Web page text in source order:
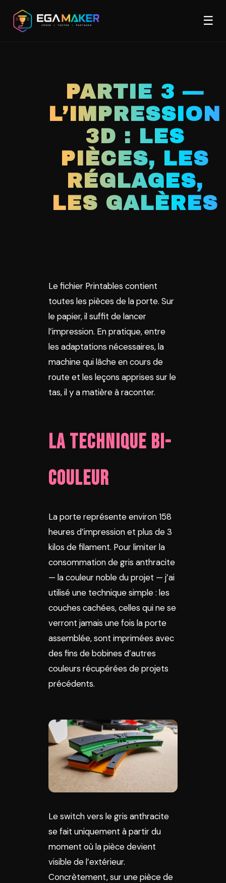
contenu
☰
PARTIE 3 —
L’IMPRESSION
3D : LES
PIÈCES, LES
RÉGLAGES,
LES GALÈRES
Le fichier Printables contient
toutes les pièces de la porte. Sur
le papier, il suffit de lancer
l’impression. En pratique, entre
les adaptations nécessaires, la
machine qui lâche en cours de
route et les leçons apprises sur le
tas, il y a matière à raconter.
La technique bi-
couleur
La porte représente environ 158
heures d’impression et plus de 3
kilos de filament. Pour limiter la
consommation de gris anthracite
— la couleur noble du projet — j’ai
utilisé une technique simple : les
couches cachées, celles qui ne se
verront jamais une fois la porte
assemblée, sont imprimées avec
des fins de bobines d’autres
couleurs récupérées de projets
précédents.
Le switch vers le gris anthracite
se fait uniquement à partir du
moment où la pièce devient
visible de l’extérieur.
Concrètement, sur une pièce de